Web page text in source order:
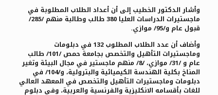
وأشار الدكتور الخطيب إلى أن أعداد الطلاب المطلوبة في
ماجستيرات الدراسات العليا 380 طالب وطالبة منهم /285/
قبول عام و/95/ موازي.
وأضاف أن عدد الطلاب المطلوب 132 في دبلومات
وماجستيرات التأهيل والتخصص بجامعة حمص /101/ طالب
عام و /31/ موازي، /8/ منهم ماجستير في مجال البيئة وتغير
المناخ بكلية الهندسة الكيميائية والبترولية، و/104/ في
دبلومات وماجستيرات التأهيل والتخصص في المعهد العالي
للغات بأقسامه الانكليزية والفرنسية والعربية، وفي دبلوم